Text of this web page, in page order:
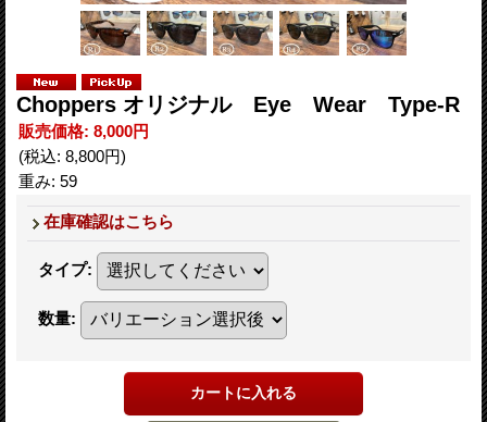
Choppers オリジナル Eye Wear Type-R
販売価格: 8,000円
(税込: 8,800円)
重み: 59
在庫確認はこちら
タイプ:
数量: